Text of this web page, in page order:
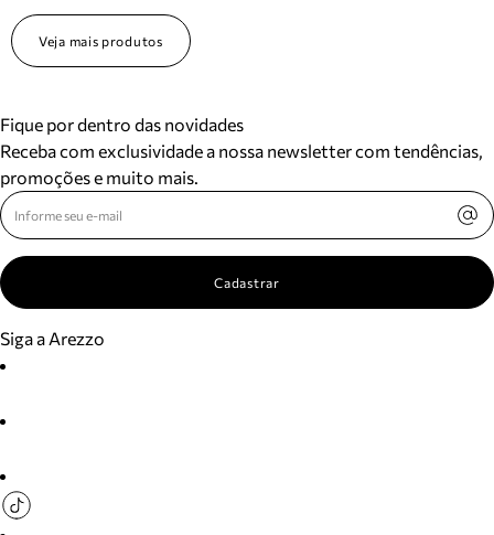
Veja mais produtos
Fique por dentro das novidades
Receba com exclusividade a nossa newsletter com tendências,
promoções e muito mais.
Cadastrar
Siga a Arezzo